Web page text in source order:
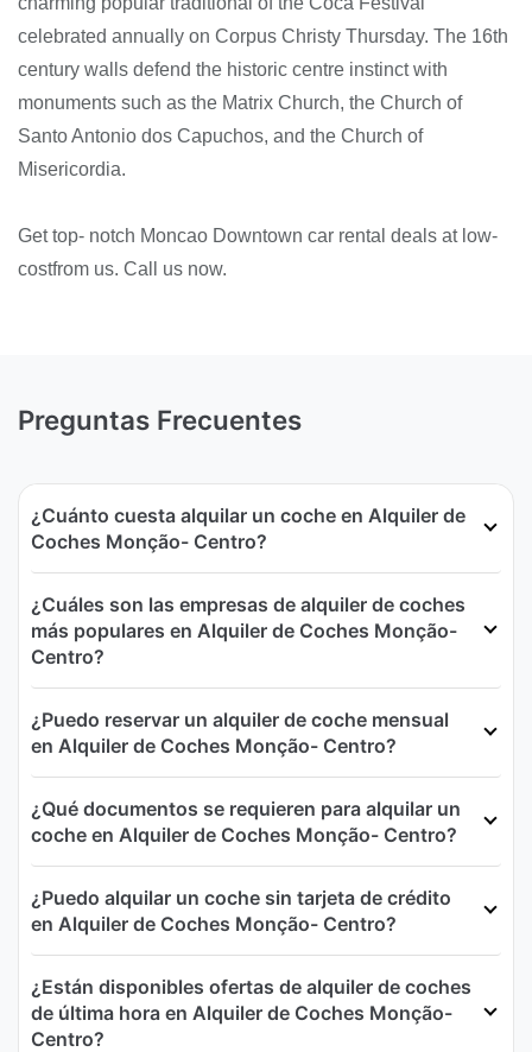
celebrated annually on Corpus Christy Thursday. The 16th
century walls defend the historic centre instinct with
monuments such as the Matrix Church, the Church of
Santo Antonio dos Capuchos, and the Church of
Misericordia.
Get top- notch Moncao Downtown car rental deals at low-
costfrom us. Call us now.
Preguntas Frecuentes
¿Cuánto cuesta alquilar un coche en Alquiler de
Coches Monção- Centro?
¿Cuáles son las empresas de alquiler de coches
más populares en Alquiler de Coches Monção-
Centro?
¿Puedo reservar un alquiler de coche mensual
en Alquiler de Coches Monção- Centro?
¿Qué documentos se requieren para alquilar un
coche en Alquiler de Coches Monção- Centro?
¿Puedo alquilar un coche sin tarjeta de crédito
en Alquiler de Coches Monção- Centro?
¿Están disponibles ofertas de alquiler de coches
de última hora en Alquiler de Coches Monção-
Centro?